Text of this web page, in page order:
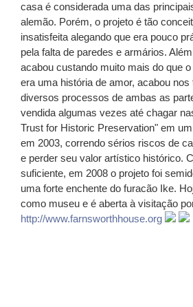
casa é considerada uma das
alemão. Porém, o projeto é tão
insatisfeita alegando que era pouco
pela falta de paredes e armários.
acabou custando muito mais do que
era uma história de amor, acabou nos
diversos processos de ambas as
vendida algumas vezes até chagar
Trust for Historic Preservation" em
em 2003, correndo sérios riscos de
e perder seu valor artístico histórico.
suficiente, em 2008 o projeto foi
uma forte enchente do furacão Ike.
como museu e é aberta à visitação
http://www.farnsworthhouse.org